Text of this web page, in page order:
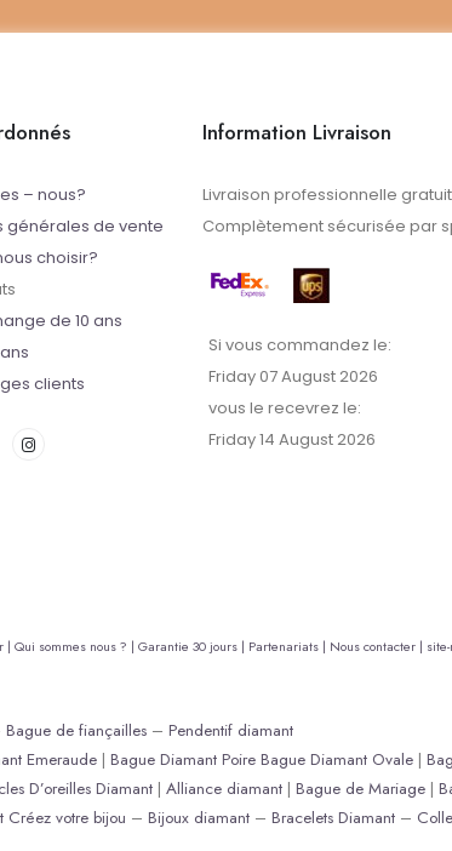
– nous?
générales de vente
choisir?
de 10 ans
clients
Information Livraison
Livraison professionnelle
Complètement sécurisée par
Si vous commandez le:
Friday 07 August 2026
vous le recevrez le:
Friday 14 August 2026
| Qui sommes nous ? | Garantie 30 jours | Partenariats | Nous contacter |
Bague de fiançailles– Pendentif diamant
Emeraude| Bague Diamant Poire Bague Diamant Ovale|
D’oreilles Diamant | Alliance diamant | Bague de Mariage |
Créez votre bijou – Bijoux diamant– Bracelets Diamant–